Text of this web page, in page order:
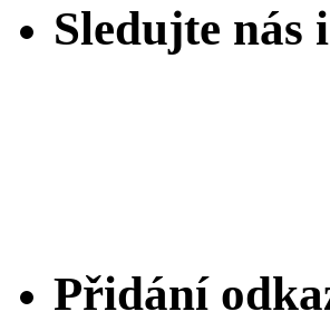
Sledujte nás
Přidání